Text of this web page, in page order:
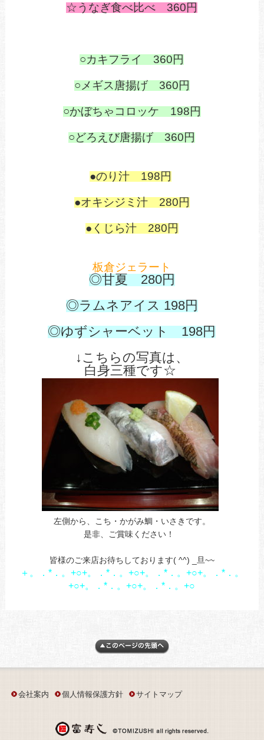
☆うなぎ食べ比べ 360円
○カキフライ 360円
○メギス唐揚げ 360円
○かぼちゃコロッケ 198円
○どろえび唐揚げ 360円
●のり汁 198円
●オキシジミ汁 280円
●くじら汁 280円
板倉ジェラート
◎甘夏 280円
◎ラムネアイス 198円
◎ゆずシャーベット 198円
↓こちらの写真は、
白身三種です☆
左側から、こち・かがみ鯛・いさきです。
是非、ご賞味ください！
皆様のご来店お待ちしております( ^^) _旦~~
＋。．*．。+○+。．*．。+○+。．*．。+○+。．*．。
+○+。．*．。+○+。．*．。+○
会社案内 個人情報保護方針 サイトマップ